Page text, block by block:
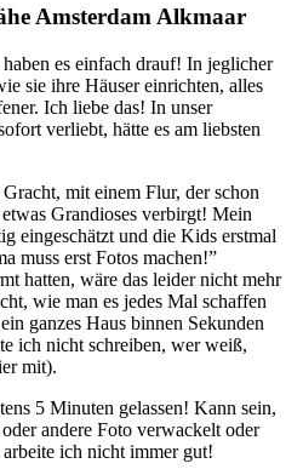
Amsterdam Alkmaar
es einfach drauf! In jeglicher
sie ihre Häuser einrichten, alles
Ich liebe das! In unser
verliebt, hätte es am liebsten
mit einem Flur, der schon
Grandioses verbirgt! Mein
eingeschätzt und die Kids erstmal
muss erst Fotos machen!”
hatten, wäre das leider nicht mehr
wie man es jedes Mal schaffen
ganzes Haus binnen Sekunden
ich nicht schreiben, wer weiß,
mit).
5 Minuten gelassen! Kann sein,
andere Foto verwackelt oder
ich nicht immer gut!